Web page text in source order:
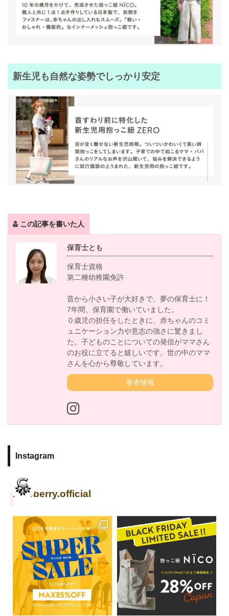
新生児も自然な姿勢でしっかり安定
この記事を書いた人
保育士とも
保育士資格
第二種幼稚園免許
昔から小さい子が大好きで、夢の保育士に！
7年間、保育園で働いていました。
０歳児の担任をしたときに、赤ちゃんのコミ
ュニケーション力や意志の強さに驚きまし
た。子どものことについての発信がママさん
のお役に立てると嬉しいです。世の中のママ
さんを心から尊敬しています。
著者情報
Instagram
cuseberry.official